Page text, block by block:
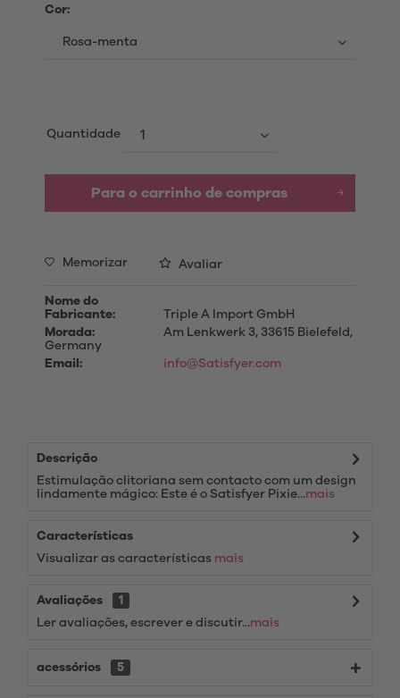
Cor:
Quantidade
Para o carrinho de compras
Memorizar Avaliar
Nome do
Fabricante:
Triple A Import GmbH
Morada:
Am Lenkwerk 3, 33615 Bielefeld,
Germany
Email:
info@Satisfyer.com
Descrição
Estimulação clitoriana sem contacto com um design
lindamente mágico: Este é o Satisfyer Pixie...mais
Características
Visualizar as características mais
Avaliações
1
Ler avaliações, escrever e discutir...mais
acessórios 5